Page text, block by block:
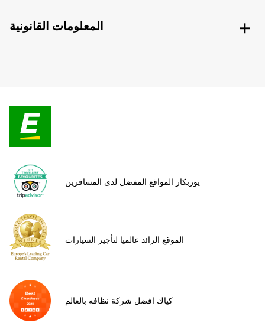
المعلومات القانونية
يوربكار المواقع المفضل لدى المسافرين
الموقع الرائد عالميا لتأجير السيارات
كياك افضل شركة نظافه بالعالم